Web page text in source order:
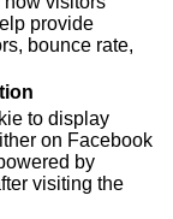
provide
bounce rate,
to display
on Facebook
by
visiting the